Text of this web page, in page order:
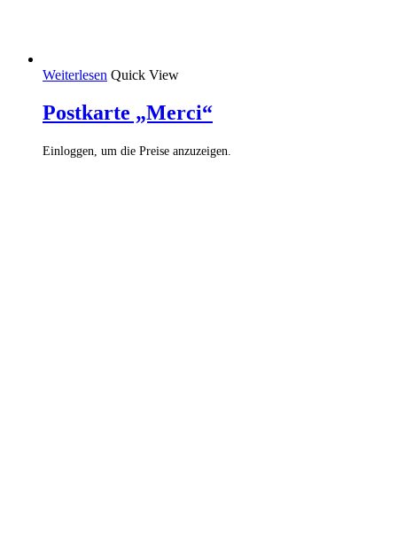
Weiterlesen Quick View
Postkarte „Merci“
Einloggen, um die Preise anzuzeigen.